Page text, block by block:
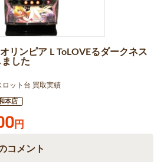
リンピア L ToLOVEるダークネス
した
ロット台 買取実績
本店
円
コメント